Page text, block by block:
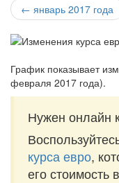
← январь 2017 года
График показывает
февраля 2017 года).
Нужен онлайн
курса евро,
его стоимость